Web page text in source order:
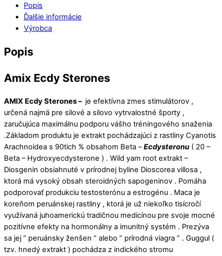
Popis
Ďalšie informácie
Výrobca
Popis
Amix Ecdy Sterones
AMIX Ecdy Sterones – je efektívna zmes stimulátorov ,
určená najmä pre silové a silovo vytrvalostné športy ,
zaručujúca maximálnu podporu vášho tréningového snaženia
.Základom produktu je extrakt pochádzajúci z rastliny Cyanotis
Arachnoidea s 90tich % obsahom Beta –Ecdysteronu ( 20 –
Beta – Hydroxyecdysterone ) . Wild yam root extrakt –
Diosgenin obsiahnuté v prírodnej byline Dioscorea villosa ,
ktorá má vysoký obsah steroidných sapogeninov . Pomáha
podporovať produkciu testosterónu a estrogénu . Maca je
koreňom peruánskej rastliny , ktorá je už niekoľko tisícročí
využívaná juhoamerickú tradičnou medicínou pre svoje mocné
pozitívne efekty na hormonálny a imunitný systém . Prezýva
sa jej ” peruánsky ženšen ” alebo ” prírodná viagra ” . Guggul (
tzv. hnedý extrakt ) pochádza z indického stromu